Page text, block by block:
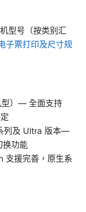
型号（按类别汇
子票打印及尺寸规
型）— 全面支持
列及 Ultra 版本—
换功能
援完善，原生系